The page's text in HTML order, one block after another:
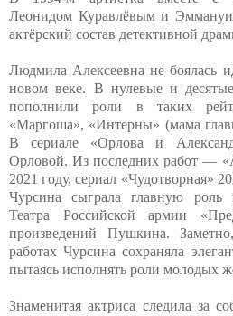
Леонидом Куравлёвым и
актёрский состав детективной
Людмила Алексеевна не боялась
новом веке. В нулевые и
пополнили роли в таких
«Маргоша», «Интерны» (мама
В сериале «Орлова и
Орловой. Из последних работ —
2021 году, сериал «Чудотворная»
Чурсина сыграла главную роль
Театра Российской армии
произведений Пушкина.
работах Чурсина сохраняла
пытаясь исполнять роли молодых
Знаменитая актриса следила за